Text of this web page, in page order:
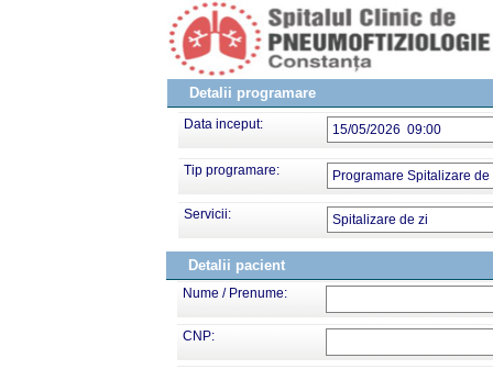
Detalii programare
Data inceput: 15/05/2026 09:00
Tip programare: Programare Spitalizare de
Servicii: Spitalizare de zi
Detalii pacient
Nume / Prenume:
CNP: